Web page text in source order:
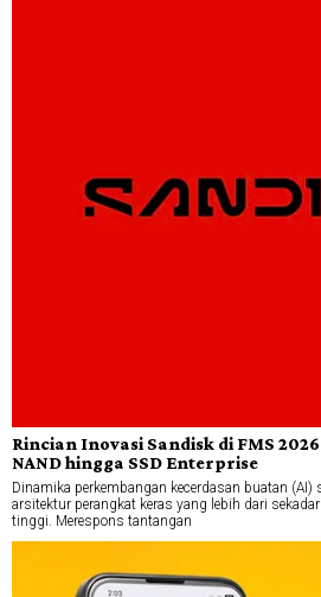
Rincian Inovasi Sandisk di FMS
NAND hingga SSD Enterprise
Dinamika perkembangan kecerdasan buatan
arsitektur perangkat keras yang lebih dari
tinggi. Merespons tantangan